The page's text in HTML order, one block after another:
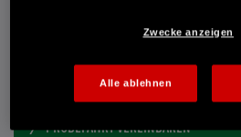
E-MAIL-ANFRAGE
PROBEFAHRT VEREINBAREN
Zwecke anzeigen
Alle ablehnen